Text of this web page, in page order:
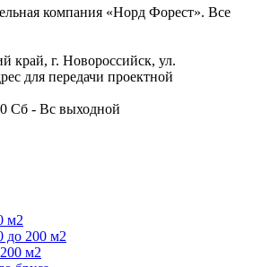
компания «Норд Форест». Все
край, г. Новороссийск, ул.
для передачи проектной
Сб - Вс выходной
м2
до 200 м2
м2